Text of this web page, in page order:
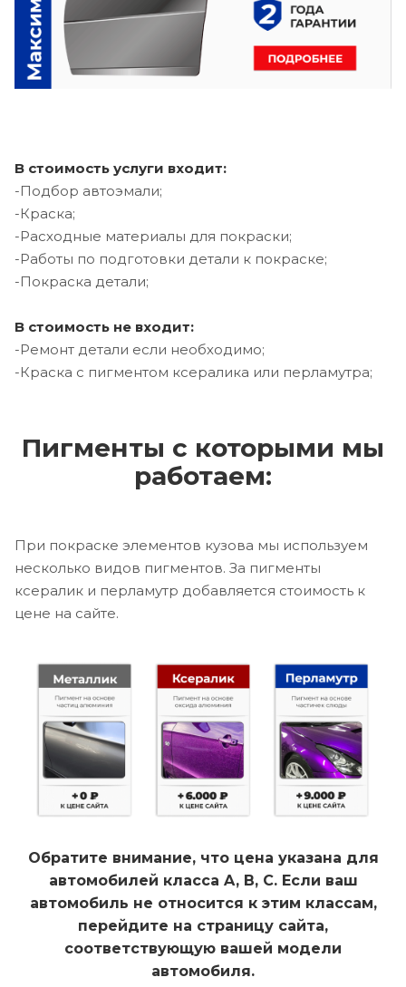
В стоимость услуги входит:
-Подбор автоэмали;
-Краска;
-Расходные материалы для покраски;
-Работы по подготовки детали к покраске;
-Покраска детали;
В стоимость не входит:
-Ремонт детали если необходимо;
-Краска с пигментом ксералика или перламутра;
Пигменты с которыми мы
работаем:
При покраске элементов кузова мы используем
несколько видов пигментов. За пигменты
ксералик и перламутр добавляется стоимость к
цене на сайте.
Обратите внимание, что цена указана для
автомобилей класса A, B, C. Если ваш
автомобиль не относится к этим классам,
перейдите на страницу сайта,
соответствующую вашей модели
автомобиля.